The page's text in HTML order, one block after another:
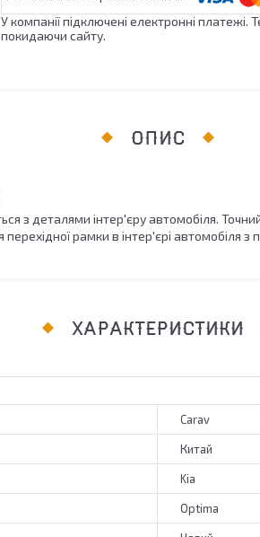
У компанії підключені електронні
покидаючи сайту.
ОПИС
з деталями інтер'єру автомобіля.
рамки в інтер'єрі автомобіля з
ХАРАКТЕРИСТИКИ
Carav
Китай
Kia
Optima